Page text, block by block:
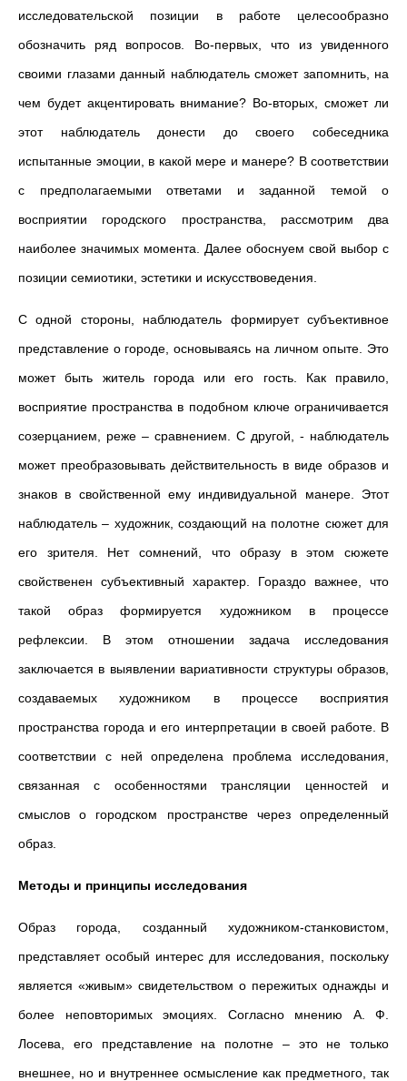
исследовательской позиции в работе целесообразно
обозначить ряд вопросов. Во-первых, что из увиденного
своими глазами данный наблюдатель сможет запомнить, на
чем будет акцентировать внимание? Во-вторых, сможет ли
этот наблюдатель донести до своего собеседника
испытанные эмоции, в какой мере и манере? В соответствии
с предполагаемыми ответами и заданной темой о
восприятии городского пространства, рассмотрим два
наиболее значимых момента. Далее обоснуем свой выбор с
позиции семиотики, эстетики и искусствоведения.
С одной стороны, наблюдатель формирует субъективное
представление о городе, основываясь на личном опыте. Это
может быть житель города или его гость. Как правило,
восприятие пространства в подобном ключе ограничивается
созерцанием, реже – сравнением. С другой, - наблюдатель
может преобразовывать действительность в виде образов и
знаков в свойственной ему индивидуальной манере. Этот
наблюдатель – художник, создающий на полотне сюжет для
его зрителя. Нет сомнений, что образу в этом сюжете
свойственен субъективный характер. Гораздо важнее, что
такой образ формируется художником в процессе
рефлексии. В этом отношении задача исследования
заключается в выявлении вариативности структуры образов,
создаваемых художником в процессе восприятия
пространства города и его интерпретации в своей работе. В
соответствии с ней определена проблема исследования,
связанная с особенностями трансляции ценностей и
смыслов о городском пространстве через определенный
образ.
Методы и принципы исследования
Образ города, созданный художником-станковистом,
представляет особый интерес для исследования, поскольку
является «живым» свидетельством о пережитых однажды и
более неповторимых эмоциях. Согласно мнению А. Ф.
Лосева, его представление на полотне – это не только
внешнее, но и внутреннее осмысление как предметного, так